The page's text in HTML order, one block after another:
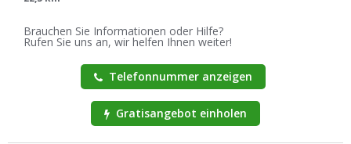
Brauchen Sie Informationen oder Hilfe?
Rufen Sie uns an, wir helfen Ihnen weiter!
Telefonnummer anzeigen
Gratisangebot einholen